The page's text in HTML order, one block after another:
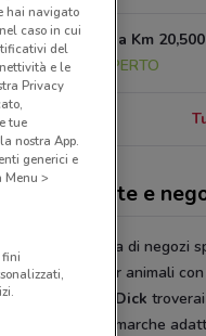
Via Tiburtina Km
16.8 km
APERTO
offerte e
Dick
è la catena di negozi
specifici per animali
Da
Moby Dick
delle migliori marche
hai navigato
caso in cui
del
e le
Privacy
tue
nostra App.
generici e
Menu >
fini